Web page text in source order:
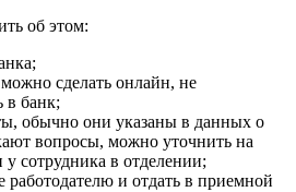
об этом:
сделать онлайн, не
в банк;
обычно они указаны в данных о
вопросы, можно уточнить на
сотрудника в отделении;
работодателю и отдать в приемной